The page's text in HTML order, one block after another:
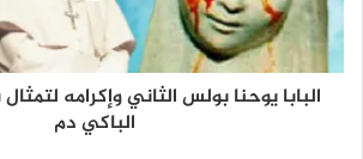
البابا يوحنا بولس الثاني وإكرامه
الباكي دم